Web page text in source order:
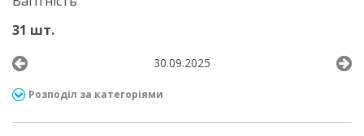
31 шт.
30.09.2025
Розподіл за категоріями